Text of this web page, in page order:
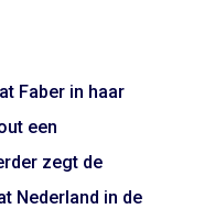
Faber in haar
een
zegt de
Nederland in de